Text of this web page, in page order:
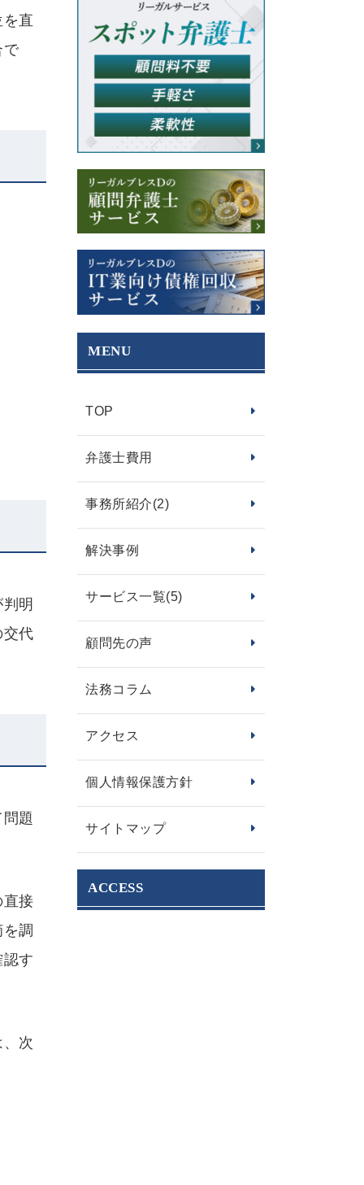
直
で
明
交代
題
直接
調
す
次
MENU
TOP
弁護士費用
事務所紹介(2)
解決事例
サービス一覧(5)
顧問先の声
法務コラム
アクセス
個人情報保護方針
サイトマップ
ACCESS